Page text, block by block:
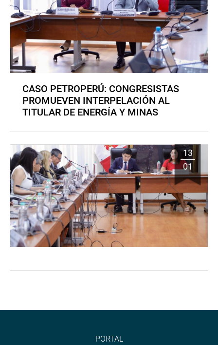
CASO PETROPERÚ: CONGRESISTAS
PROMUEVEN INTERPELACIÓN AL
TITULAR DE ENERGÍA Y MINAS
13
01
PORTAL